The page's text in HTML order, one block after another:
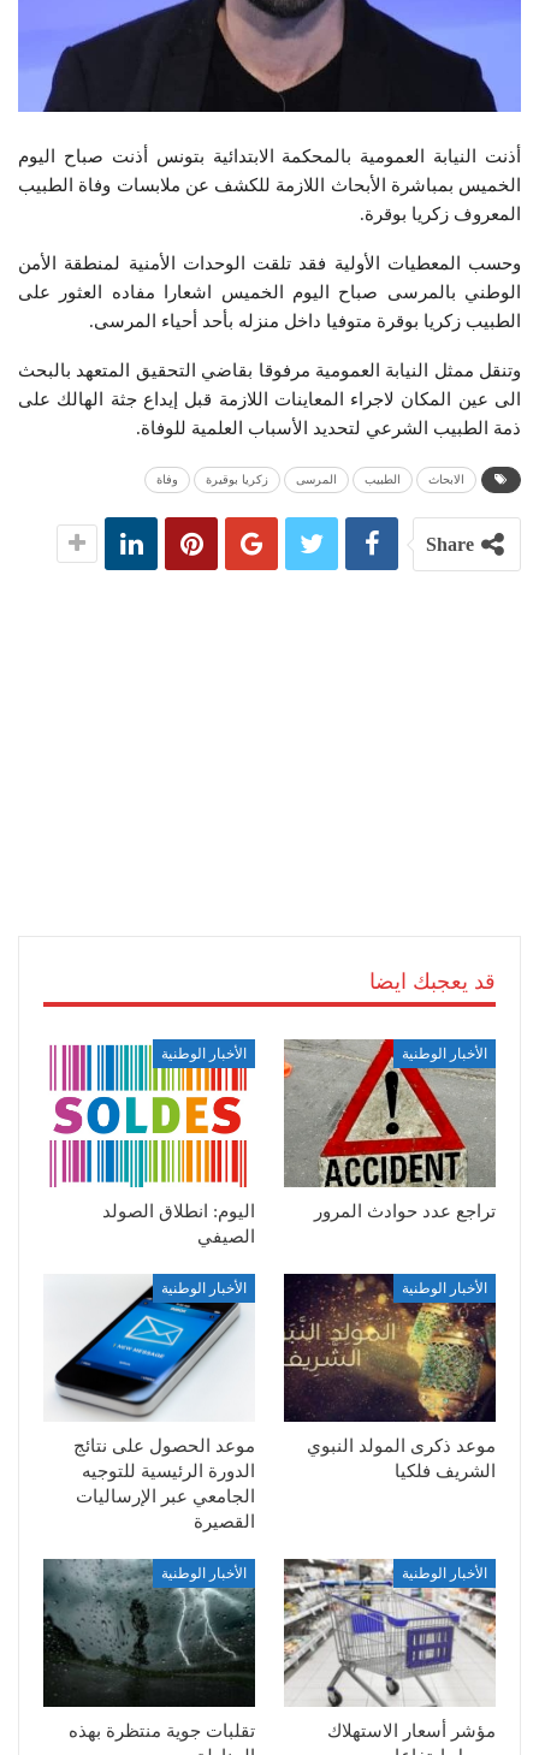
أذنت النيابة العمومية بالمحكمة الابتدائية بتونس أذنت صباح اليوم
الخميس بمباشرة الأبحاث اللازمة للكشف عن ملابسات وفاة الطبيب
المعروف زكريا بوقرة.
وحسب المعطيات الأولية فقد تلقت الوحدات الأمنية لمنطقة الأمن
الوطني بالمرسى صباح اليوم الخميس اشعارا مفاده العثور على
الطبيب زكريا بوقرة متوفيا داخل منزله بأحد أحياء المرسى.
وتنقل ممثل النيابة العمومية مرفوقا بقاضي التحقيق المتعهد بالبحث
الى عين المكان لاجراء المعاينات اللازمة قبل إيداع جثة الهالك على
ذمة الطبيب الشرعي لتحديد الأسباب العلمية للوفاة.
الابحاث الطبيب المرسى زكريا بوقيرة وفاة
Share
قد يعجبك ايضا
الأخبار الوطنية
تراجع عدد حوادث المرور
الأخبار الوطنية
اليوم: انطلاق الصولد
الصيفي
الأخبار الوطنية
موعد ذكرى المولد النبوي
الشريف فلكيا
الأخبار الوطنية
موعد الحصول على نتائج
الدورة الرئيسية للتوجيه
الجامعي عبر الإرساليات
القصيرة
الأخبار الوطنية
مؤشر أسعار الاستهلاك
الأخبار الوطنية
تقلبات جوية منتظرة بهذه